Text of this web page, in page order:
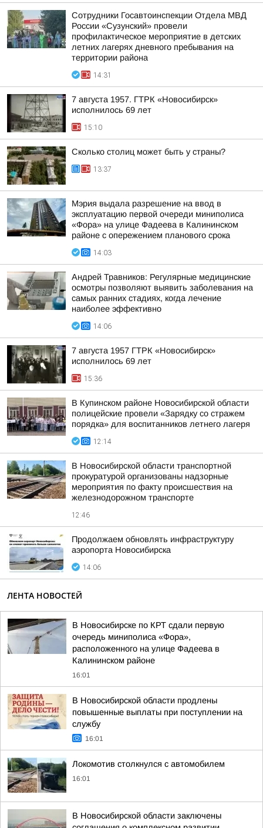
Сотрудники Госавтоинспекции Отдела МВД
России «Сузунский» провели
профилактическое мероприятие в детских
летних лагерях дневного пребывания на
территории района
14:31
7 августа 1957. ГТРК «Новосибирск»
исполнилось 69 лет
15:10
Сколько столиц может быть у страны?
13:37
Мэрия выдала разрешение на ввод в
эксплуатацию первой очереди миниполиса
«Фора» на улице Фадеева в Калининском
районе с опережением планового срока
14:03
Андрей Травников: Регулярные медицинские
осмотры позволяют выявить заболевания на
самых ранних стадиях, когда лечение
наиболее эффективно
14:06
7 августа 1957 ГТРК «Новосибирск»
исполнилось 69 лет
15:36
В Купинском районе Новосибирской области
полицейские провели «Зарядку со стражем
порядка» для воспитанников летнего лагеря
12:14
В Новосибирской области транспортной
прокуратурой организованы надзорные
мероприятия по факту происшествия на
железнодорожном транспорте
12:46
Продолжаем обновлять инфраструктуру
аэропорта Новосибирска
14:06
ЛЕНТА НОВОСТЕЙ
В Новосибирске по КРТ сдали первую
очередь миниполиса «Фора»,
расположенного на улице Фадеева в
Калининском районе
16:01
В Новосибирской области продлены
повышенные выплаты при поступлении на
службу
16:01
Локомотив столкнулся с автомобилем
16:01
В Новосибирской области заключены